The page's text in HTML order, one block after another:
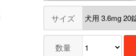
サイズ
数量